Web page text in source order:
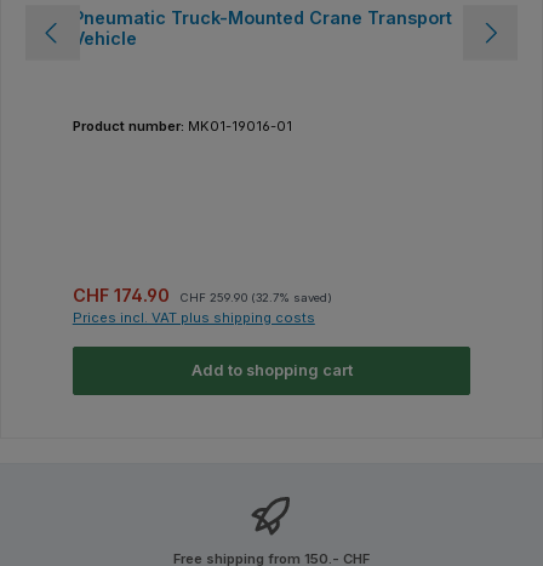
Pneumatic Truck-Mounted Crane Transport
Vehicle
Product number: MK01-19016-01
Sale price:
CHF 174.90 CHF 259.90 (32.7% saved)
Prices incl. VAT plus shipping costs
Add to shopping cart
Free shipping from 150.- CHF